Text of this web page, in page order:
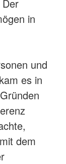
in
und
es in
dem